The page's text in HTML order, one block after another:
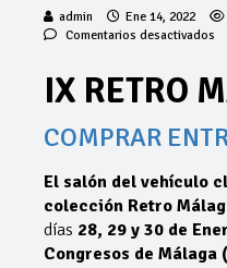
admin Ene 14, 2022
Comentarios desactivados
IX RETRO
COMPRAR
El salón del vehículo
colección Retro
días 28, 29 y 30 de
Congresos de Málaga